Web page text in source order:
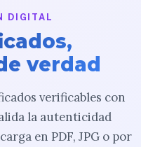
DIGITAL
verdad
verificables con
la autenticidad
en PDF, JPG o por